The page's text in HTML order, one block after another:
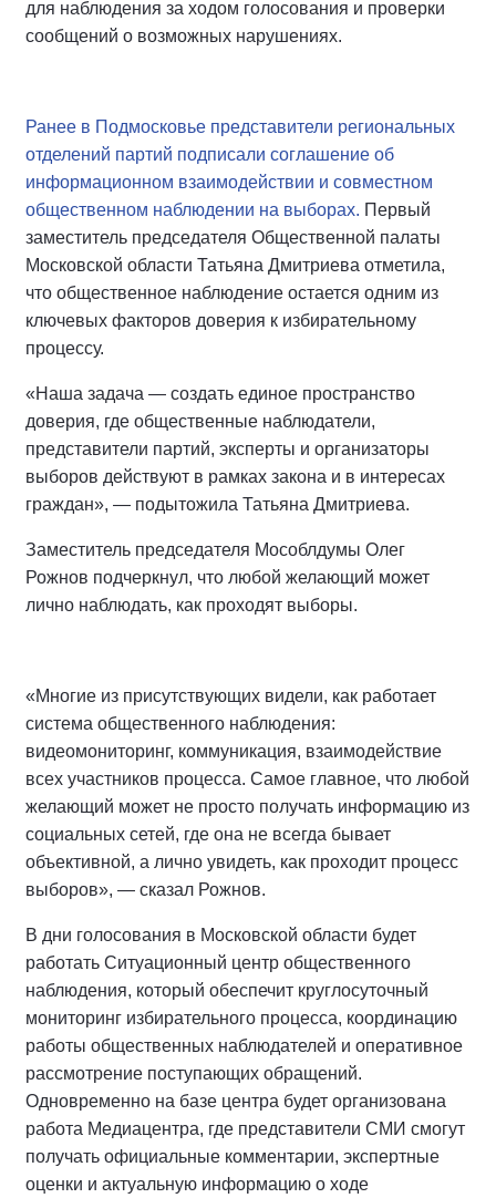
для наблюдения за ходом голосования и проверки
сообщений о возможных нарушениях.
Ранее в Подмосковье представители региональных
отделений партий подписали соглашение об
информационном взаимодействии и совместном
общественном наблюдении на выборах. Первый
заместитель председателя Общественной палаты
Московской области Татьяна Дмитриева отметила,
что общественное наблюдение остается одним из
ключевых факторов доверия к избирательному
процессу.
«Наша задача — создать единое пространство
доверия, где общественные наблюдатели,
представители партий, эксперты и организаторы
выборов действуют в рамках закона и в интересах
граждан», — подытожила Татьяна Дмитриева.
Заместитель председателя Мособлдумы Олег
Рожнов подчеркнул, что любой желающий может
лично наблюдать, как проходят выборы.
«Многие из присутствующих видели, как работает
система общественного наблюдения:
видеомониторинг, коммуникация, взаимодействие
всех участников процесса. Самое главное, что любой
желающий может не просто получать информацию из
социальных сетей, где она не всегда бывает
объективной, а лично увидеть, как проходит процесс
выборов», — сказал Рожнов.
В дни голосования в Московской области будет
работать Ситуационный центр общественного
наблюдения, который обеспечит круглосуточный
мониторинг избирательного процесса, координацию
работы общественных наблюдателей и оперативное
рассмотрение поступающих обращений.
Одновременно на базе центра будет организована
работа Медиацентра, где представители СМИ смогут
получать официальные комментарии, экспертные
оценки и актуальную информацию о ходе